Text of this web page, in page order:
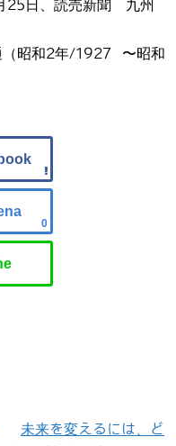
25日、読売新聞 九州
（昭和2年/1927 〜昭和
0
未来を変えるには、ど